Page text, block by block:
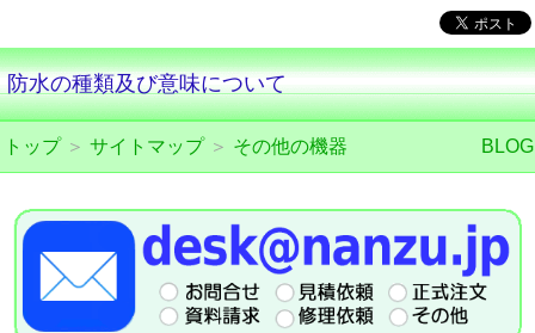
防水の種類及び意味について
トップ＞ サイトマップ＞ その他の機器 BLOG